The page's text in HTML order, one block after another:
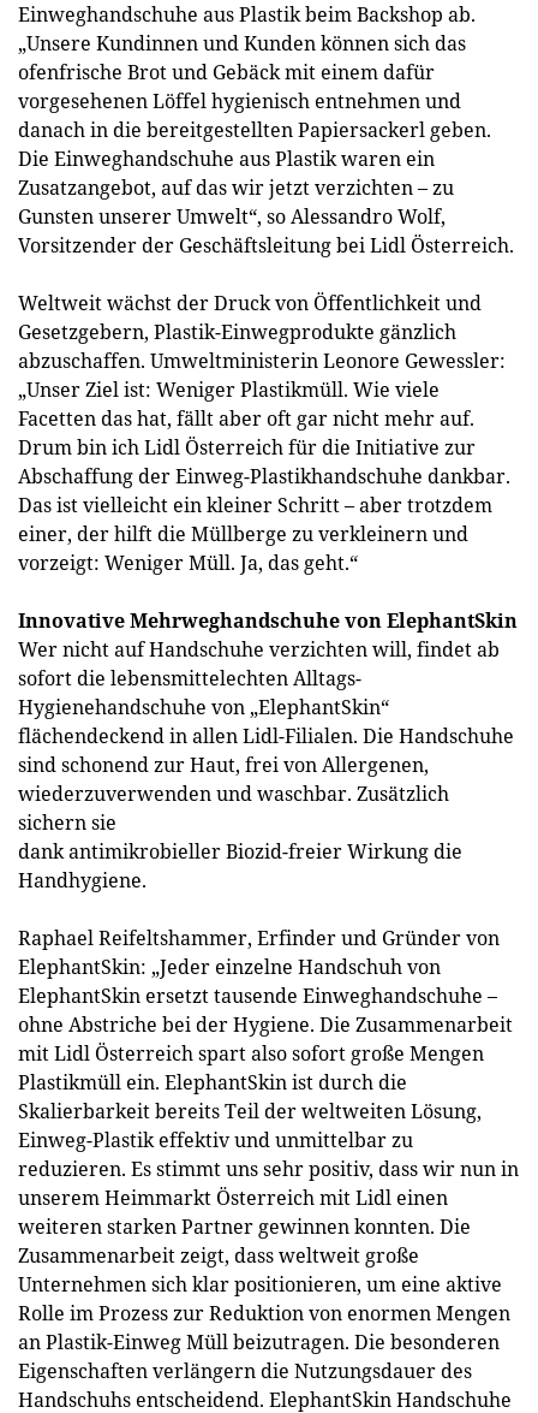
Einweghandschuhe aus Plastik beim Backshop ab.
„Unsere Kundinnen und Kunden können sich das
ofenfrische Brot und Gebäck mit einem dafür
vorgesehenen Löffel hygienisch entnehmen und
danach in die bereitgestellten Papiersackerl geben.
Die Einweghandschuhe aus Plastik waren ein
Zusatzangebot, auf das wir jetzt verzichten – zu
Gunsten unserer Umwelt“, so Alessandro Wolf,
Vorsitzender der Geschäftsleitung bei Lidl Österreich.
Weltweit wächst der Druck von Öffentlichkeit und
Gesetzgebern, Plastik-Einwegprodukte gänzlich
abzuschaffen. Umweltministerin Leonore Gewessler:
„Unser Ziel ist: Weniger Plastikmüll. Wie viele
Facetten das hat, fällt aber oft gar nicht mehr auf.
Drum bin ich Lidl Österreich für die Initiative zur
Abschaffung der Einweg-Plastikhandschuhe dankbar.
Das ist vielleicht ein kleiner Schritt – aber trotzdem
einer, der hilft die Müllberge zu verkleinern und
vorzeigt: Weniger Müll. Ja, das geht.“
Innovative Mehrweghandschuhe von ElephantSkin
Wer nicht auf Handschuhe verzichten will, findet ab
sofort die lebensmittelechten Alltags-
Hygienehandschuhe von „ElephantSkin“
flächendeckend in allen Lidl-Filialen. Die Handschuhe
sind schonend zur Haut, frei von Allergenen,
wiederzuverwenden und waschbar. Zusätzlich
sichern sie
dank antimikrobieller Biozid-freier Wirkung die
Handhygiene.
Raphael Reifeltshammer, Erfinder und Gründer von
ElephantSkin: „Jeder einzelne Handschuh von
ElephantSkin ersetzt tausende Einweghandschuhe –
ohne Abstriche bei der Hygiene. Die Zusammenarbeit
mit Lidl Österreich spart also sofort große Mengen
Plastikmüll ein. ElephantSkin ist durch die
Skalierbarkeit bereits Teil der weltweiten Lösung,
Einweg-Plastik effektiv und unmittelbar zu
reduzieren. Es stimmt uns sehr positiv, dass wir nun in
unserem Heimmarkt Österreich mit Lidl einen
weiteren starken Partner gewinnen konnten. Die
Zusammenarbeit zeigt, dass weltweit große
Unternehmen sich klar positionieren, um eine aktive
Rolle im Prozess zur Reduktion von enormen Mengen
an Plastik-Einweg Müll beizutragen. Die besonderen
Eigenschaften verlängern die Nutzungsdauer des
Handschuhs entscheidend. ElephantSkin Handschuhe